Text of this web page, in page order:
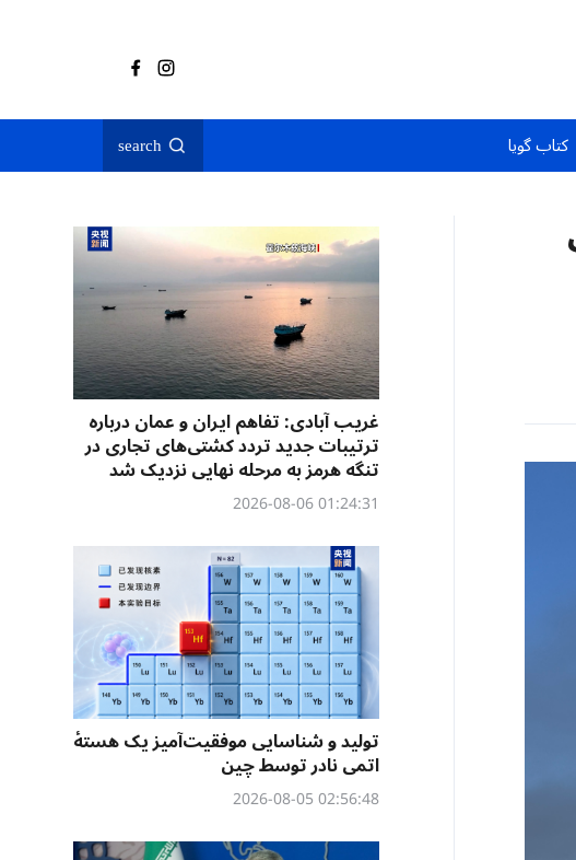
کتاب گویا search
غریب آبادی: تفاهم ایران و عمان درباره
ترتیبات جدید تردد کشتی‌های تجاری در
تنگه هرمز به مرحله نهایی نزدیک شد
01:24:31 2026-08-06
تولید و شناسایی موفقیت‌آمیز یک هستهٔ
اتمی نادر توسط چین
02:56:48 2026-08-05